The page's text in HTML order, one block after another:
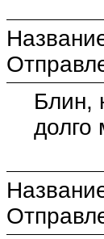
Блин,
долго